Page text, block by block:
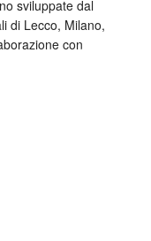
sviluppate dal
di Lecco, Milano,
con